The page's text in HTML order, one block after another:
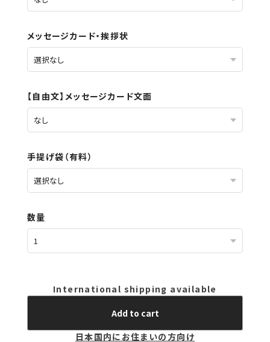
メッセージカード・挨拶状
【自由文】メッセージカード文面
手提げ袋（有料）
数量
International shipping available
Add to cart
日本国内にお住まいの方向け